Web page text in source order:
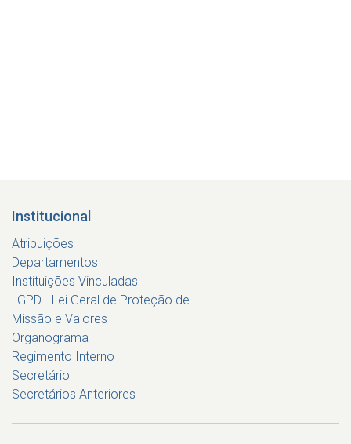
Institucional
Atribuições
Departamentos
Instituições Vinculadas
LGPD - Lei Geral de Proteção de
Missão e Valores
Organograma
Regimento Interno
Secretário
Secretários Anteriores